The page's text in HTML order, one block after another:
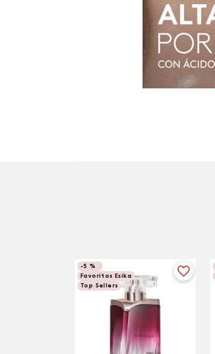
-5 %
Favoritos Esika
Top Sellers